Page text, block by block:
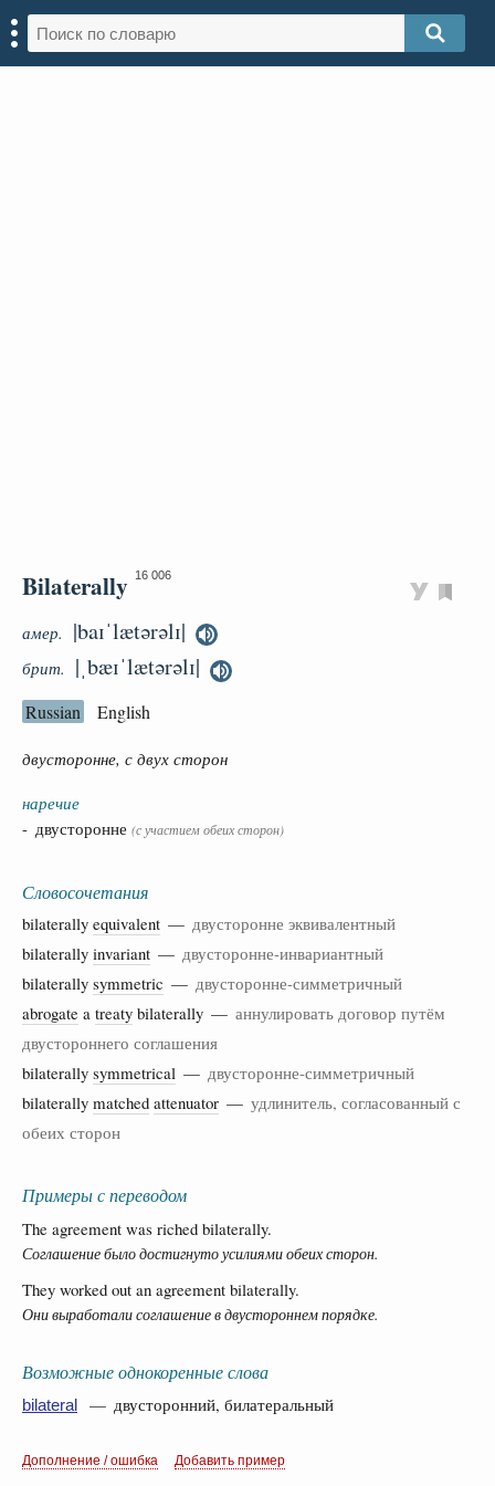
Bilaterally 16 006
амер. |baɪˈlætərəlɪ|
брит. |ˌbæɪˈlætərəlɪ|
Russian English
двусторонне, с двух сторон
наречие
- двусторонне (с участием обеих сторон)
Словосочетания
bilaterally equivalent — двусторонне эквивалентный
bilaterally invariant — двусторонне-инвариантный
bilaterally symmetric — двусторонне-симметричный
abrogate a treaty bilaterally — аннулировать договор путём
двустороннего соглашения
bilaterally symmetrical — двусторонне-симметричный
bilaterally matched attenuator — удлинитель, согласованный с
обеих сторон
Примеры с переводом
The agreement was riched bilaterally.
Соглашение было достигнуто усилиями обеих сторон.
They worked out an agreement bilaterally.
Они выработали соглашение в двустороннем порядке.
Возможные однокоренные слова
bilateral — двусторонний, билатеральный
Дополнение / ошибка Добавить пример